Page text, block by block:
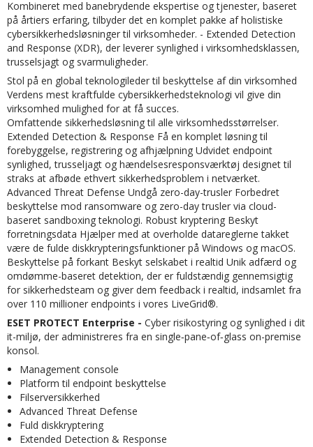
Kombineret med banebrydende ekspertise og tjenester, baseret
på årtiers erfaring, tilbyder det en komplet pakke af holistiske
cybersikkerhedsløsninger til virksomheder. - Extended Detection
and Response (XDR), der leverer synlighed i virksomhedsklassen,
trusselsjagt og svarmuligheder.
Stol på en global teknologileder til beskyttelse af din virksomhed
Verdens mest kraftfulde cybersikkerhedsteknologi vil give din
virksomhed mulighed for at få succes.
Omfattende sikkerhedsløsning til alle virksomhedsstørrelser.
Extended Detection & Response Få en komplet løsning til
forebyggelse, registrering og afhjælpning Udvidet endpoint
synlighed, trusseljagt og hændelsesresponsværktøj designet til
straks at afbøde ethvert sikkerhedsproblem i netværket.
Advanced Threat Defense Undgå zero-day-trusler Forbedret
beskyttelse mod ransomware og zero-day trusler via cloud-
baseret sandboxing teknologi. Robust kryptering Beskyt
forretningsdata Hjælper med at overholde datareglerne takket
være de fulde diskkrypteringsfunktioner på Windows og macOS.
Beskyttelse på forkant Beskyt selskabet i realtid Unik adfærd og
omdømme-baseret detektion, der er fuldstændig gennemsigtig
for sikkerhedsteam og giver dem feedback i realtid, indsamlet fra
over 110 millioner endpoints i vores LiveGrid®.
ESET PROTECT Enterprise - Cyber risikostyring og synlighed i dit
it-miljø, der administreres fra en single‑pane‑of‑glass on-premise
konsol.
Management console
Platform til endpoint beskyttelse
Filserversikkerhed
Advanced Threat Defense
Fuld diskkryptering
Extended Detection & Response